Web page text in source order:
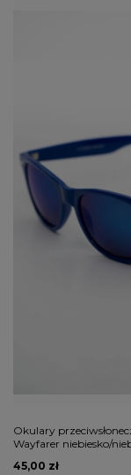
Okulary
Wayfarer niebiesko/
45,00 zł